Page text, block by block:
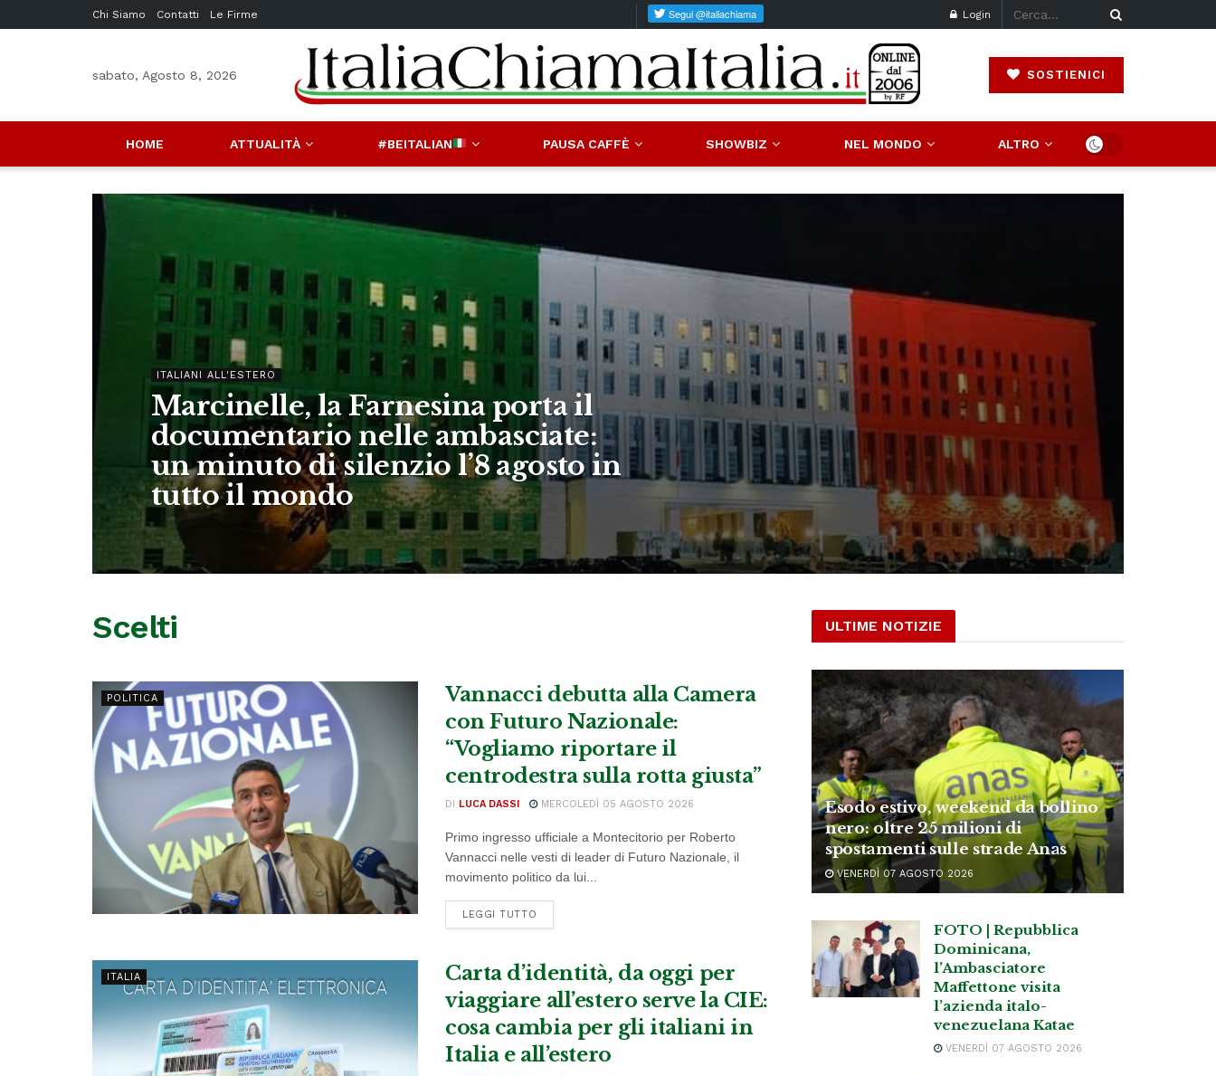
Chi Siamo Contatti Le Firme Login
sabato, Agosto 8, 2026 SOSTIENICI
HOME ATTUALITÀ #BEITALIAN PAUSA CAFFÈ SHOWBIZ NEL MONDO ALTRO
ITALIANI ALL'ESTERO
Marcinelle, la Farnesina porta il
documentario nelle ambasciate:
un minuto di silenzio l’8 agosto in
tutto il mondo
Scelti
POLITICA
Vannacci debutta alla Camera
con Futuro Nazionale:
“Vogliamo riportare il
centrodestra sulla rotta giusta”
DI LUCA DASSI MERCOLEDÌ 05 AGOSTO 2026
Primo ingresso ufficiale a Montecitorio per Roberto
Vannacci nelle vesti di leader di Futuro Nazionale, il
movimento politico da lui...
LEGGI TUTTO
ITALIA
Carta d’identità, da oggi per
viaggiare all’estero serve la CIE:
cosa cambia per gli italiani in
Italia e all’estero
ULTIME NOTIZIE
Esodo estivo, weekend da bollino
nero: oltre 25 milioni di
spostamenti sulle strade Anas
VENERDÌ 07 AGOSTO 2026
FOTO | Repubblica
Dominicana,
l’Ambasciatore
Maffettone visita
l’azienda italo-
venezuelana Katae
VENERDÌ 07 AGOSTO 2026